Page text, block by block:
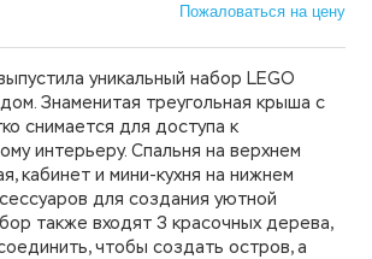
Пожаловаться на цену
уникальный набор LEGO
Знаменитая треугольная крыша с
снимается для доступа к
интерьеру. Спальня на верхнем
кабинет и мини-кухня на нижнем
для создания уютной
также входят 3 красочных дерева,
чтобы создать остров, а